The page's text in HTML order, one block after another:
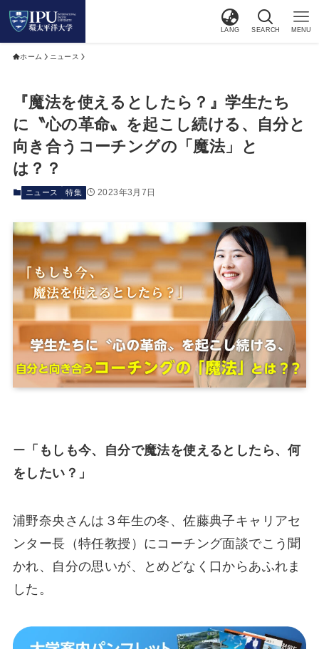
LANG SEARCH MENU
ホーム ニュース
『魔法を使えるとしたら？』学生たち
に〝心の革命〟を起こし続ける、自分と
向き合うコーチングの「魔法」と
は？？
ニュース 特集 2023年3月7日
ー 「もしも今、自分で魔法を使えるとしたら、何
をしたい？」
浦野奈央さんは３年生の冬、佐藤典子キャリアセ
ンター長（特任教授）にコーチング面談でこう聞
かれ、自分の思いが、とめどなく口からあふれま
した。